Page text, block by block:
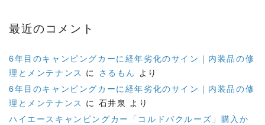
最近のコメント
6年目のキャンピングカーに経年劣化のサイン｜内装品の修
理とメンテナンス に さるもん より
6年目のキャンピングカーに経年劣化のサイン｜内装品の修
理とメンテナンス に 石井泉 より
ハイエースキャンピングカー「コルドバクルーズ」購入か